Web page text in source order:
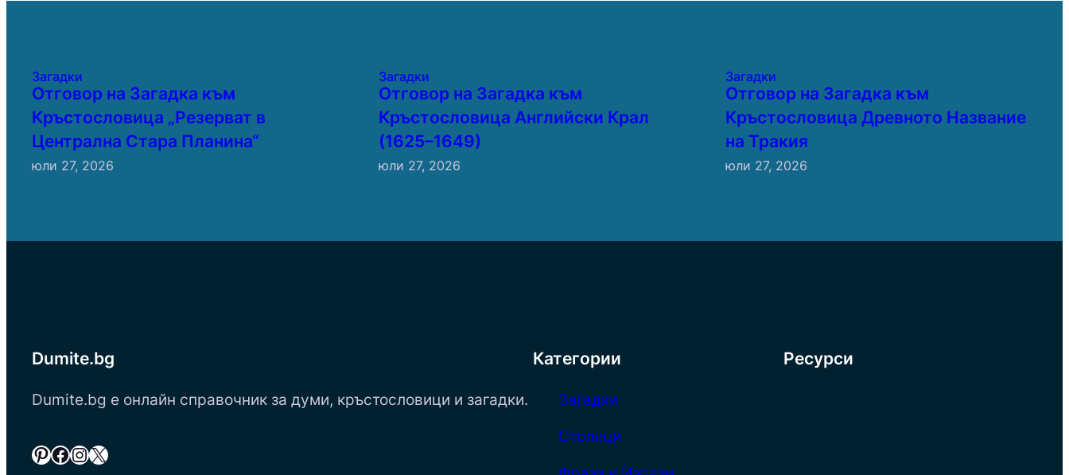
Загадки
Отговор на Загадка към
Кръстословица „Резерват в
Централна Стара Планина“
юли 27, 2026
Загадки
Отговор на Загадка към
Кръстословица Английски Крал
(1625–1649)
юли 27, 2026
Загадки
Отговор на Загадка към
Кръстословица Древното Название
на Тракия
юли 27, 2026
Dumite.bg
Dumite.bg е онлайн справочник за думи, кръстословици и загадки.
Pinterest Facebook InstagramX
Категории
Загадки
Столици
Ресурси